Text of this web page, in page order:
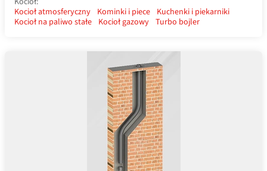
Kocioł atmosferyczny Kominki i piece Kuchenki i piekarniki
Kocioł na paliwo stałe Kocioł gazowy Turbo bojler